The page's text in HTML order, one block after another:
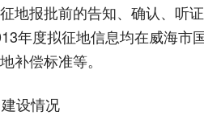
地报批前的告知、确认、听
年度拟征地信息均在威海
补偿标准等。
设情况